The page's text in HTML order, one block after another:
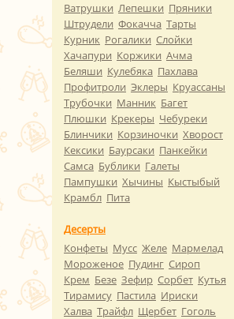
Ватрушки Лепешки Пряники
Штрудели Фокачча Тарты
Курник Рогалики Слойки
Хачапури Коржики Ачма
Беляши Кулебяка Пахлава
Профитроли Эклеры Круассаны
Трубочки Манник Багет
Плюшки Крекеры Чебуреки
Блинчики Корзиночки Хворост
Кексики Баурсаки Панкейки
Самса Бублики Галеты
Пампушки Хычины Кыстыбый
Крамбл Пита
Десерты
Конфеты Мусс Желе Мармелад
Мороженое Пудинг Сироп
Крем Безе Зефир Сорбет Кутья
Тирамису Пастила Ириски
Халва Трайфл Щербет Гоголь